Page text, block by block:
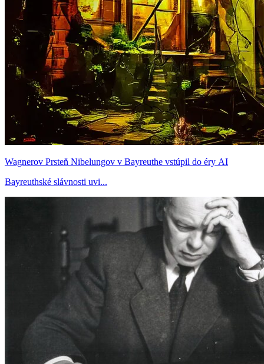
Wagnerov Prsteň Nibelungov v Bayreuthe vstúpil do éry AI
Bayreuthské slávnosti uvi...